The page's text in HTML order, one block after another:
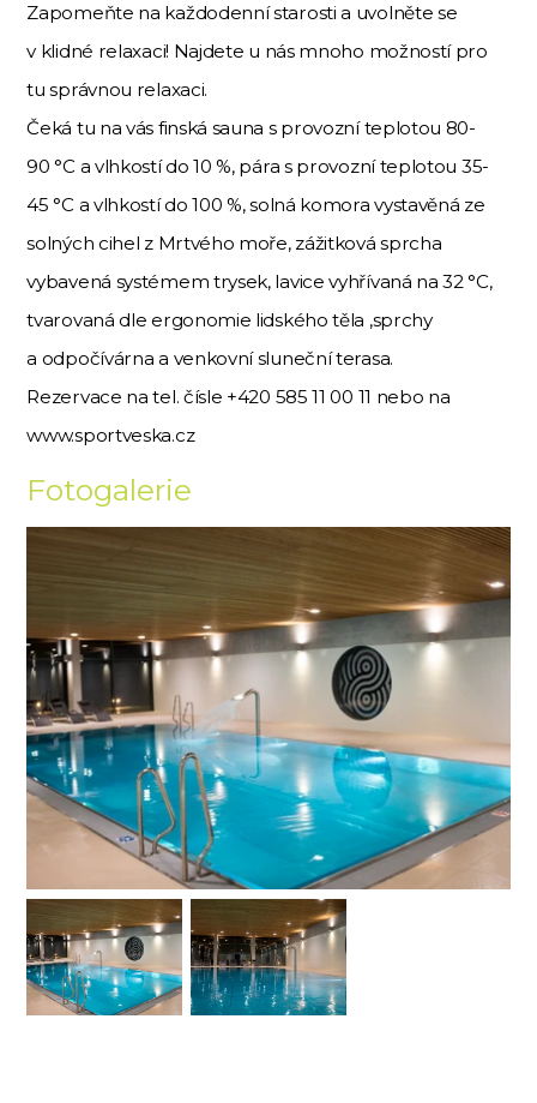
Zapomeňte na každodenní starosti a uvolněte se
v klidné relaxaci! Najdete u nás mnoho možností pro
tu správnou relaxaci.
Čeká tu na vás finská sauna s provozní teplotou 80-
90 °C a vlhkostí do 10 %, pára s provozní teplotou 35-
45 °C a vlhkostí do 100 %, solná komora vystavěná ze
solných cihel z Mrtvého moře, zážitková sprcha
vybavená systémem trysek, lavice vyhřívaná na 32 °C,
tvarovaná dle ergonomie lidského těla ,sprchy
a odpočívárna a venkovní sluneční terasa.
Rezervace na tel. čísle +420 585 11 00 11 nebo na
www.sportveska.cz
Fotogalerie